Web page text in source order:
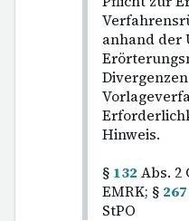
anhand der
Hinweis.
§ 132 Abs. 2
EMRK; § 267
StPO